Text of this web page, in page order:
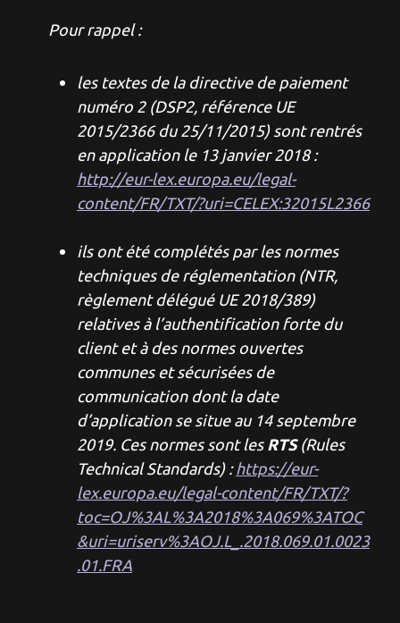
Pour rappel :
les textes de la directive de paiement
numéro 2 (DSP2, référence UE
2015/2366 du 25/11/2015) sont rentrés
en application le 13 janvier 2018 :
http://eur-lex.europa.eu/legal-
content/FR/TXT/?uri=CELEX:32015L2366
ils ont été complétés par les normes
techniques de réglementation (NTR,
règlement délégué UE 2018/389)
relatives à l’authentification forte du
client et à des normes ouvertes
communes et sécurisées de
communication dont la date
d’application se situe au 14 septembre
2019. Ces normes sont lesRTS(Rules
Technical Standards) :https://eur-
lex.europa.eu/legal-content/FR/TXT/?
toc=OJ%3AL%3A2018%3A069%3ATOC
&uri=uriserv%3AOJ.L_.2018.069.01.0023
.01.FRA